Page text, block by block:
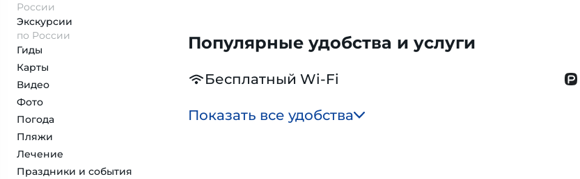
России
Экскурсии
по России
Гиды
Карты
Видео
Фото
Погода
Пляжи
Лечение
Праздники и события
Популярные удобства и услуги
Бесплатный Wi-Fi
Показать все удобства